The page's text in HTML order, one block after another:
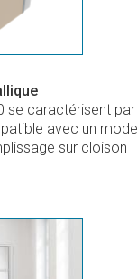
se caractérisent par
avec un
sur cloison